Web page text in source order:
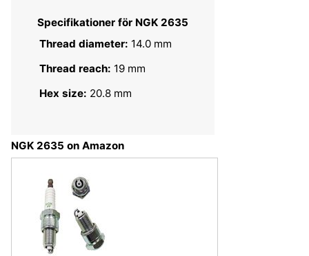
Specifikationer för NGK 2635
Thread diameter: 14.0 mm
Thread reach: 19 mm
Hex size: 20.8 mm
NGK 2635 on Amazon